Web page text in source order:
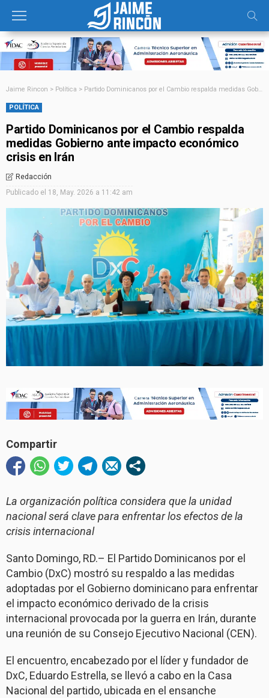
Jaime Rincon > Política > Partido Dominicanos por el Cambio respalda medidas Gobierno ante impacto económico crisis en Irán
POLÍTICA
Partido Dominicanos por el Cambio respalda
medidas Gobierno ante impacto económico
crisis en Irán
Redacción
Publicado el 18, May. 2026 a 11:42 am
Compartir
La organización política considera que la unidad
nacional será clave para enfrentar los efectos de la
crisis internacional
Santo Domingo, RD.– El Partido Dominicanos por el
Cambio (DxC) mostró su respaldo a las medidas
adoptadas por el Gobierno dominicano para enfrentar
el impacto económico derivado de la crisis
internacional provocada por la guerra en Irán, durante
una reunión de su Consejo Ejecutivo Nacional (CEN).
El encuentro, encabezado por el líder y fundador de
DxC, Eduardo Estrella, se llevó a cabo en la Casa
Nacional del partido, ubicada en el ensanche